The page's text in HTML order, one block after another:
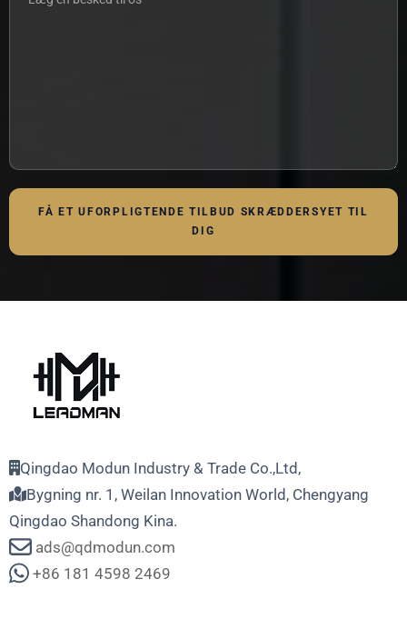
FÅ ET UFORPLIGTENDE TILBUD SKRÆDDERSYET TIL
DIG
Qingdao Modun Industry & Trade Co.,Ltd,
Bygning nr. 1, Weilan Innovation World, Chengyang
Qingdao Shandong Kina.
ads@qdmodun.com
+86 181 4598 2469